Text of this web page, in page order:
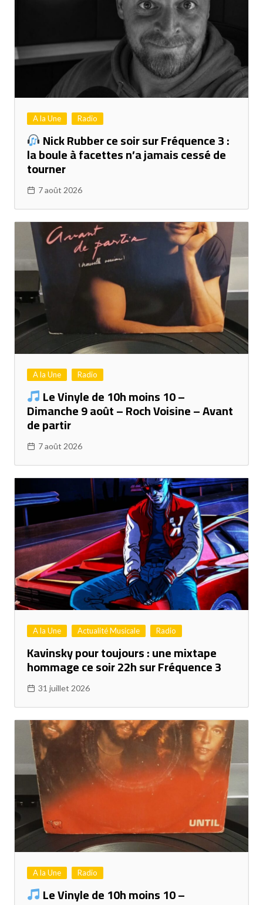
A la Une Radio
Nick Rubber ce soir sur Fréquence 3 :
la boule à facettes n’a jamais cessé de
tourner
7 août 2026
A la Une Radio
Le Vinyle de 10h moins 10 –
Dimanche 9 août – Roch Voisine – Avant
de partir
7 août 2026
A la Une Actualité Musicale Radio
Kavinsky pour toujours : une mixtape
hommage ce soir 22h sur Fréquence 3
31 juillet 2026
A la Une Radio
Le Vinyle de 10h moins 10 –